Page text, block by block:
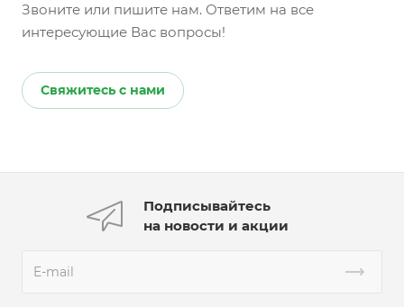
Звоните или пишите нам. Ответим на все
интересующие Вас вопросы!
Свяжитесь с нами
Подписывайтесь
на новости и акции